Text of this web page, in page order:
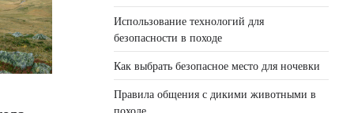
Использование технологий для
безопасности в походе
Как выбрать безопасное место для ночевки
Правила общения с дикими животными в
походе